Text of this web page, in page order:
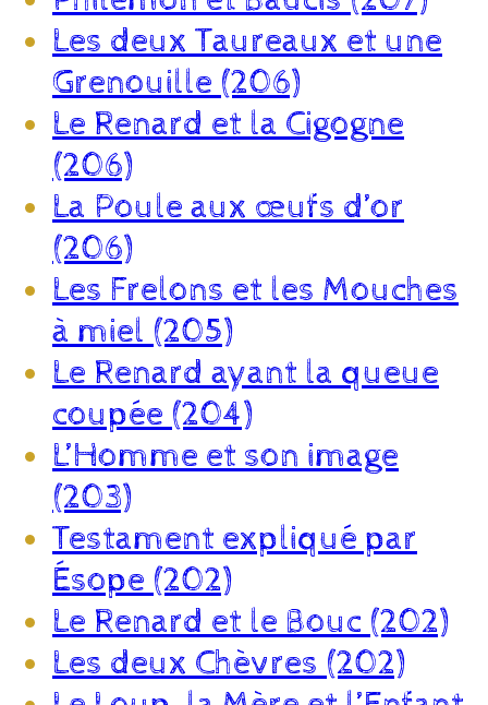
Les deux Taureaux et une
Grenouille (206)
Le Renard et la Cigogne
(206)
La Poule aux œufs d’or
(206)
Les Frelons et les Mouches
à miel (205)
Le Renard ayant la queue
coupée (204)
L’Homme et son image
(203)
Testament expliqué par
Ésope (202)
Le Renard et le Bouc (202)
Les deux Chèvres (202)